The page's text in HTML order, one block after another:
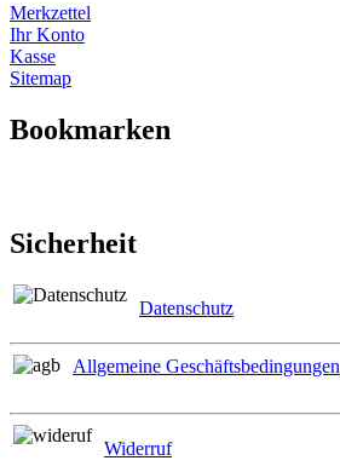
Merkzettel
Ihr Konto
Kasse
Sitemap
Bookmarken
Sicherheit
Datenschutz
Allgemeine Geschäftsbedingungen
Widerruf